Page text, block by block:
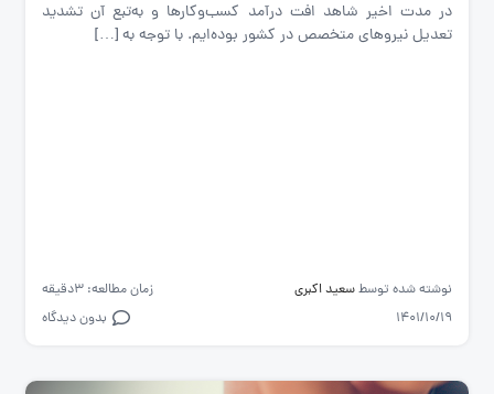
در مدت اخیر شاهد افت درآمد کسب‌وکارها و به‌تبع آن تشدید
تعدیل نیروهای متخصص در کشور بوده‌ایم. با توجه به […]
نوشته شده توسطسعید اکبری
زمان مطالعه: 3دقیقه
1401/10/19
بدون دیدگاه